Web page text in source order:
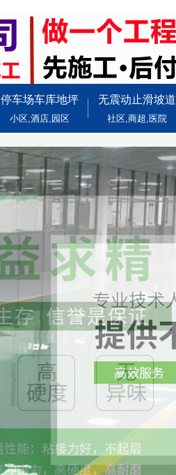
停车场车库地坪
小区,酒店,园区
无震动止滑坡道
社区,商超,医院